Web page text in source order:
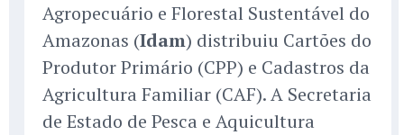
Agropecuário e Florestal Sustentável do
Amazonas (Idam) distribuiu Cartões do
Produtor Primário (CPP) e Cadastros da
Agricultura Familiar (CAF). A Secretaria
de Estado de Pesca e Aquicultura